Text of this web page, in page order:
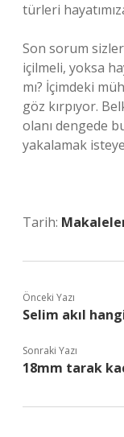
türleri
Son sorum
içilmeli, yoksa
mı? İçimdeki
göz kırpıyor.
olanı dengede
yakalamak
Tarih:
Önceki Yazı
Selim akıl
Sonraki Yazı
18mm tarak